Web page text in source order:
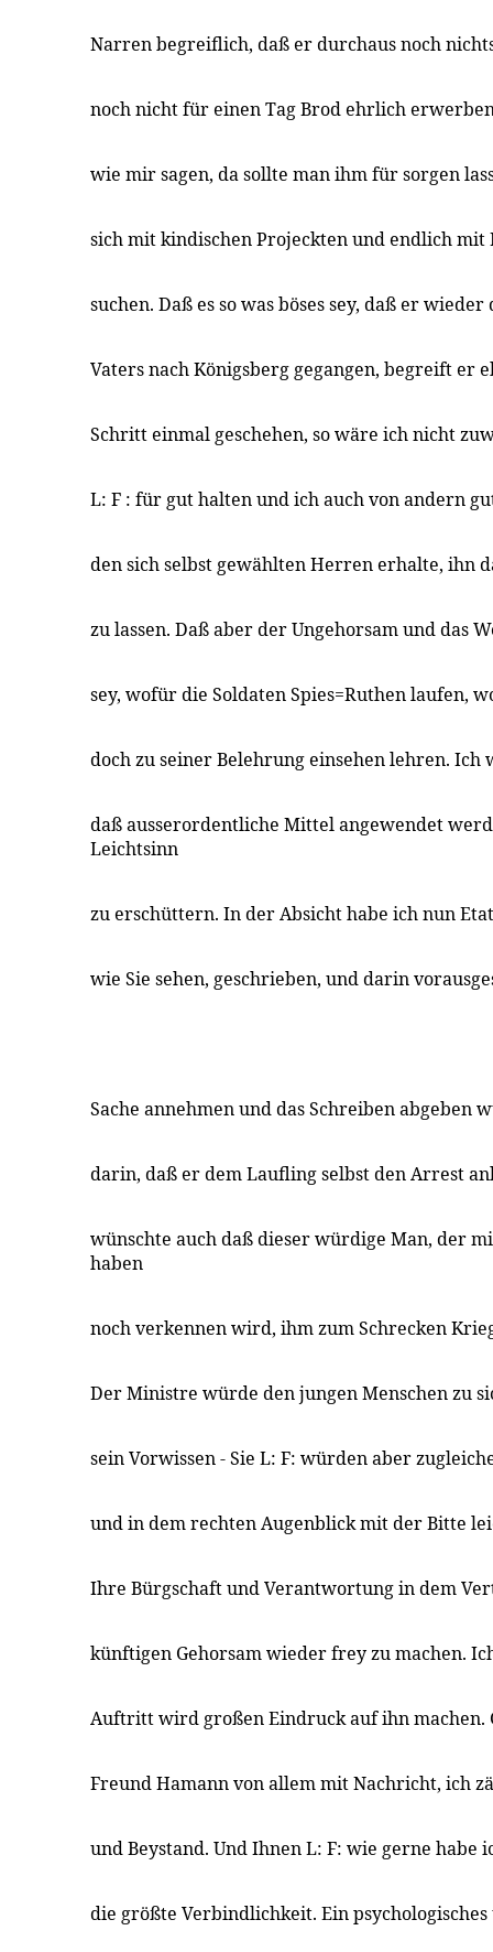
Narren begreiflich, daß er durchaus noch
noch nicht für einen Tag Brod ehrlich
wie mir sagen, da sollte man ihm für sorgen
sich mit kindischen Projeckten und endlich mit
suchen. Daß es so was böses sey, daß er wieder
Vaters nach Königsberg gegangen, begreift er
Schritt einmal geschehen, so wäre ich nicht
L: F : für gut halten und ich auch von andern
den sich selbst gewählten Herren erhalte, ihn
zu lassen. Daß aber der Ungehorsam und das
sey, wofür die Soldaten Spies=Ruthen laufen,
doch zu seiner Belehrung einsehen lehren. Ich
daß ausserordentliche Mittel angewendet
Leichtsinn
zu erschüttern. In der Absicht habe ich nun
wie Sie sehen, geschrieben, und darin
Sache annehmen und das Schreiben abgeben
darin, daß er dem Laufling selbst den Arrest
wünschte auch daß dieser würdige Man, der
haben
noch verkennen wird, ihm zum Schrecken
Der Ministre würde den jungen Menschen zu
sein Vorwissen - Sie L: F: würden aber
und in dem rechten Augenblick mit der Bitte
Ihre Bürgschaft und Verantwortung in dem
künftigen Gehorsam wieder frey zu machen.
Auftritt wird großen Eindruck auf ihn machen.
Freund Hamann von allem mit Nachricht, ich
und Beystand. Und Ihnen L: F: wie gerne habe
die größte Verbindlichkeit. Ein psychologisches